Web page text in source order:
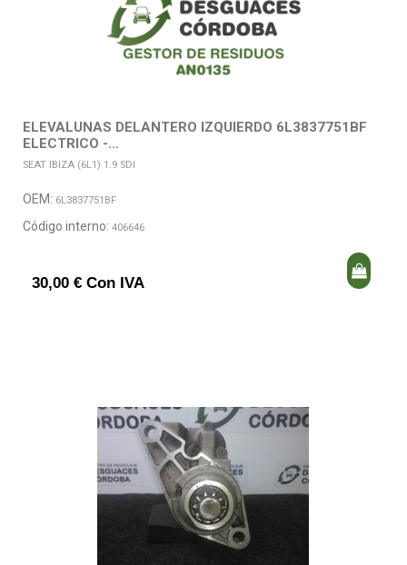
ELEVALUNAS DELANTERO IZQUIERDO 6L3837751BF
ELECTRICO -...
SEAT IBIZA (6L1) 1.9 SDI
OEM: 6L3837751BF
Código interno: 406646
30,00 € Con IVA